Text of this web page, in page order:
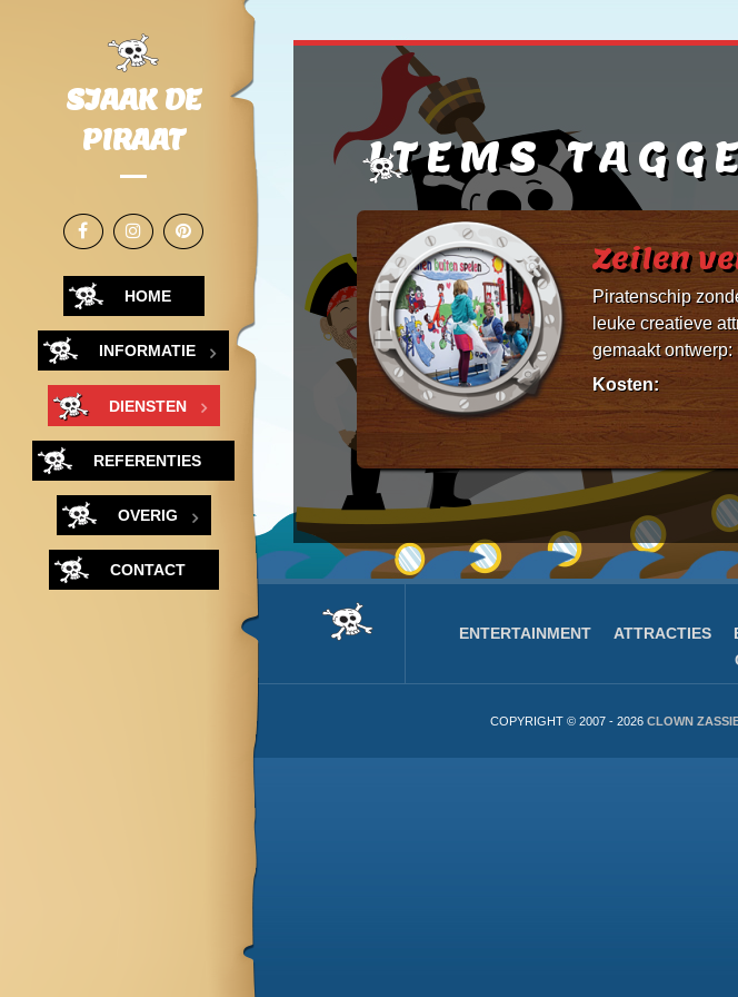
ITEMS
Zeilen
Piratenschip
leuke creatieve
gemaakt
Kosten:
ENTERTAINMENT ATTRACTIES
COPYRIGHT © 2007 - 2026CLOWN
SJAAK DE
PIRAAT
HOME
INFORMATIE
DIENSTEN
REFERENTIES
OVERIG
CONTACT